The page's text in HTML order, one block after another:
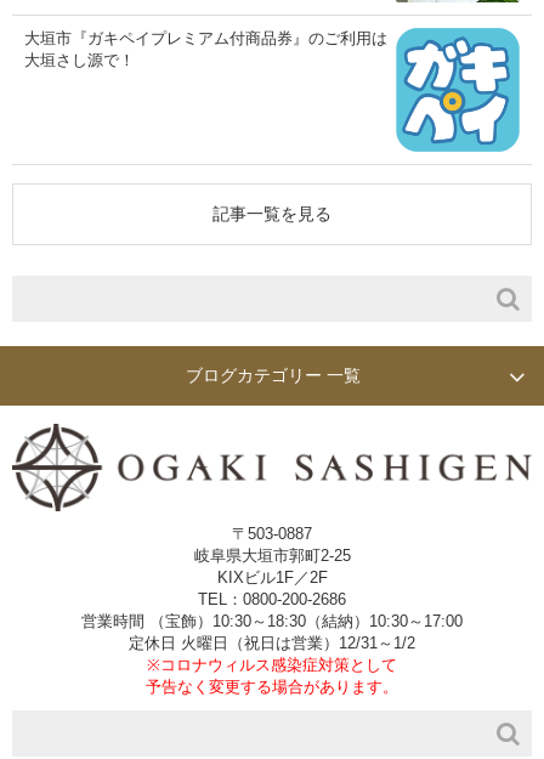
大垣市『ガキペイプレミアム付商品券』のご利用は
大垣さし源で！
記事一覧を見る
ブログカテゴリー 一覧
〒503-0887
岐阜県大垣市郭町2-25
KIXビル1F／2F
TEL：0800-200-2686
営業時間 （宝飾）10:30～18:30（結納）10:30～17:00
定休日 火曜日（祝日は営業）12/31～1/2
※コロナウィルス感染症対策として
予告なく変更する場合があります。